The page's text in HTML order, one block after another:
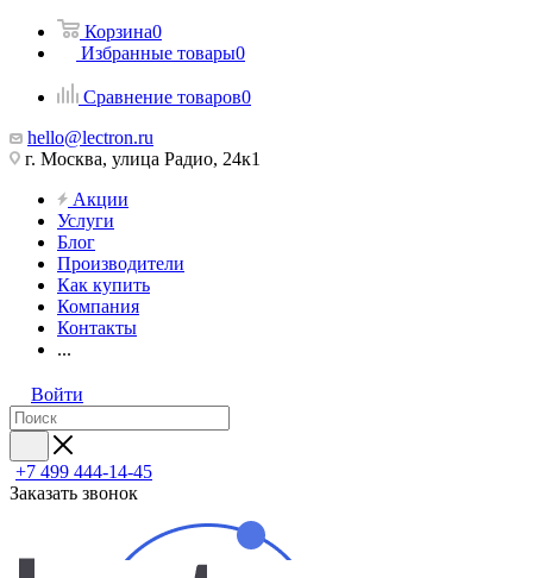
Корзина0
Избранные товары0
Сравнение товаров0
hello@lectron.ru
г. Москва, улица Радио, 24к1
Акции
Услуги
Блог
Производители
Как купить
Компания
Контакты
...
Войти
+7 499 444-14-45
Заказать звонок